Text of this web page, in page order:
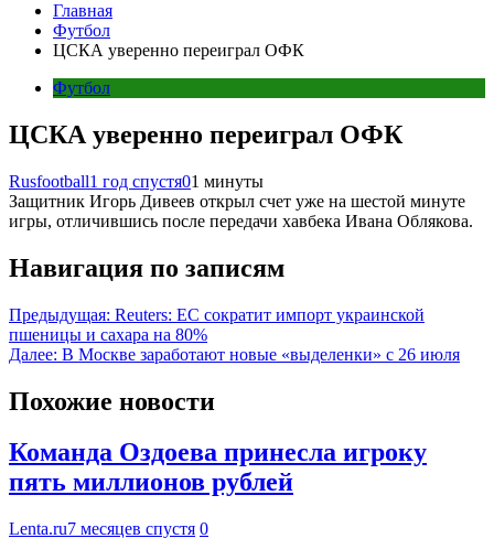
Главная
Футбол
ЦСКА уверенно переиграл ОФК
Футбол
ЦСКА уверенно переиграл ОФК
Rusfootball1 год спустя01 минуты
Защитник Игорь Дивеев открыл счет уже на шестой минуте
игры, отличившись после передачи хавбека Ивана Облякова.
Навигация по записям
Предыдущая: Reuters: ЕС сократит импорт украинской
пшеницы и сахара на 80%
Далее: В Москве заработают новые «выделенки» с 26 июля
Похожие новости
Команда Оздоева принесла игроку
пять миллионов рублей
Lenta.ru7 месяцев спустя 0